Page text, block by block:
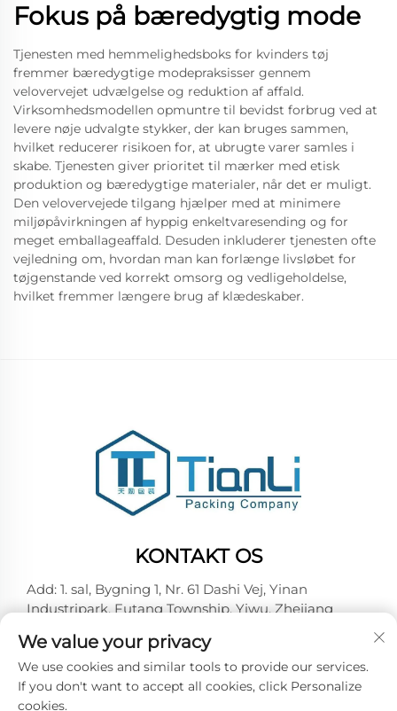
Fokus på bæredygtig mode
Tjenesten med hemmelighedsboks for kvinders tøj
fremmer bæredygtige modepraksisser gennem
velovervejet udvælgelse og reduktion af affald.
Virksomhedsmodellen opmuntre til bevidst forbrug ved at
levere nøje udvalgte stykker, der kan bruges sammen,
hvilket reducerer risikoen for, at ubrugte varer samles i
skabe. Tjenesten giver prioritet til mærker med etisk
produktion og bæredygtige materialer, når det er muligt.
Den velovervejede tilgang hjælper med at minimere
miljøpåvirkningen af hyppig enkeltvaresending og for
meget emballageaffald. Desuden inkluderer tjenesten ofte
vejledning om, hvordan man kan forlænge livsløbet for
tøjgenstande ved korrekt omsorg og vedligeholdelse,
hvilket fremmer længere brug af klædeskaber.
KONTAKT OS
Add: 1. sal, Bygning 1, Nr. 61 Dashi Vej, Yinan
Industripark, Futang Township, Yiwu, Zhejiang
Tel: +86-15727967357
E-mail:[email protected]
We value your privacy
We use cookies and similar tools to provide our services.
If you don't want to accept all cookies, click Personalize
cookies.